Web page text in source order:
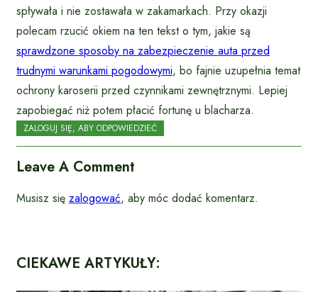
spływała i nie zostawała w zakamarkach. Przy okazji
polecam rzucić okiem na ten tekst o tym, jakie są
sprawdzone sposoby na zabezpieczenie auta przed
trudnymi warunkami pogodowymi, bo fajnie uzupełnia temat
ochrony karoserii przed czynnikami zewnętrznymi. Lepiej
zapobiegać niż potem płacić fortunę u blacharza.
ZALOGUJ SIĘ, ABY ODPOWIEDZIEĆ
Leave A Comment
Musisz się zalogować, aby móc dodać komentarz.
CIEKAWE ARTYKUŁY: